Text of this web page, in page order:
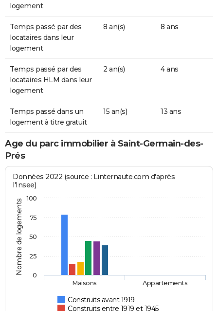
logement
Temps passé par des
locataires dans leur
logement
8 an(s) 8 ans
Temps passé par des
locataires HLM dans leur
logement
2 an(s) 4 ans
Temps passé dans un
logement à titre gratuit
15 an(s) 13 ans
Age du parc immobilier à Saint-Germain-des-
Prés
Nombre de logements
Données 2022 (source : Linternaute.com d'après
l'Insee)
Construits avant 1919
Construits entre 1919 et 1945
Maisons Appartements
0
25
50
75
100